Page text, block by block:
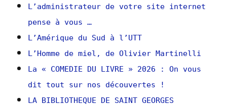
L’administrateur de votre site internet
pense à vous …
L’Amérique du Sud à l’UTT
L’Homme de miel, de Olivier Martinelli
La « COMEDIE DU LIVRE » 2026 : On vous
dit tout sur nos découvertes !
LA BIBLIOTHEQUE DE SAINT GEORGES